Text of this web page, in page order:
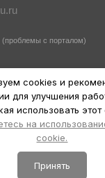
(проблемы с порталом)
ресурсах
cookies и
для улучшения
использовать этот
на
cookie.
Принять